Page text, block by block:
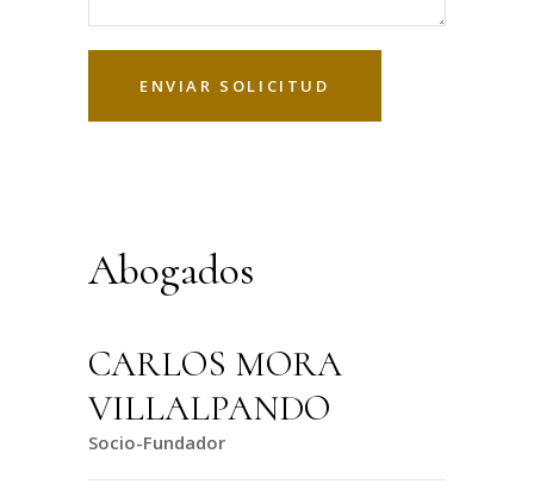
Abogados
CARLOS MORA
VILLALPANDO
Socio-Fundador